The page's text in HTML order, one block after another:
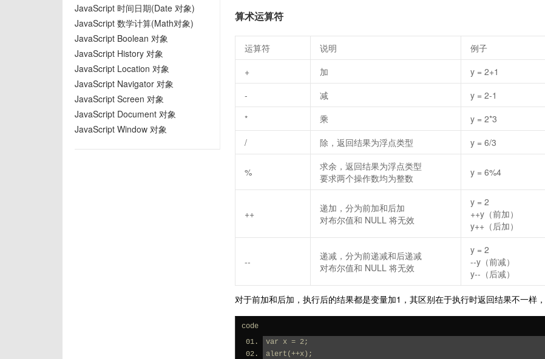
JavaScript 时间日期(Date 对象)
JavaScript 数学计算(Math对象)
JavaScript Boolean 对象
JavaScript History 对象
JavaScript Location 对象
JavaScript Navigator 对象
JavaScript Screen 对象
JavaScript Document 对象
JavaScript Window 对象
算术运算符
运算符 说明 例子
+
加 y = 2+1
-
减 y = 2-1
*
乘 y = 2*3
/
除，返回结果为浮点类型 y = 6/3
%
求余，返回结果为浮点类型
要求两个操作数均为整数
y = 6%4
++
递加，分为前加和后加
对布尔值和 NULL 将无效
y = 2
++y（前加）
y++（后加）
--
递减，分为前递减和后递减
对布尔值和 NULL 将无效
y = 2
--y（前减）
y--（后减）
对于前加和后加，执行后的结果都是变量加1，其区别在于执行时返回结果不一样
code
var x = 2;
alert(++x);